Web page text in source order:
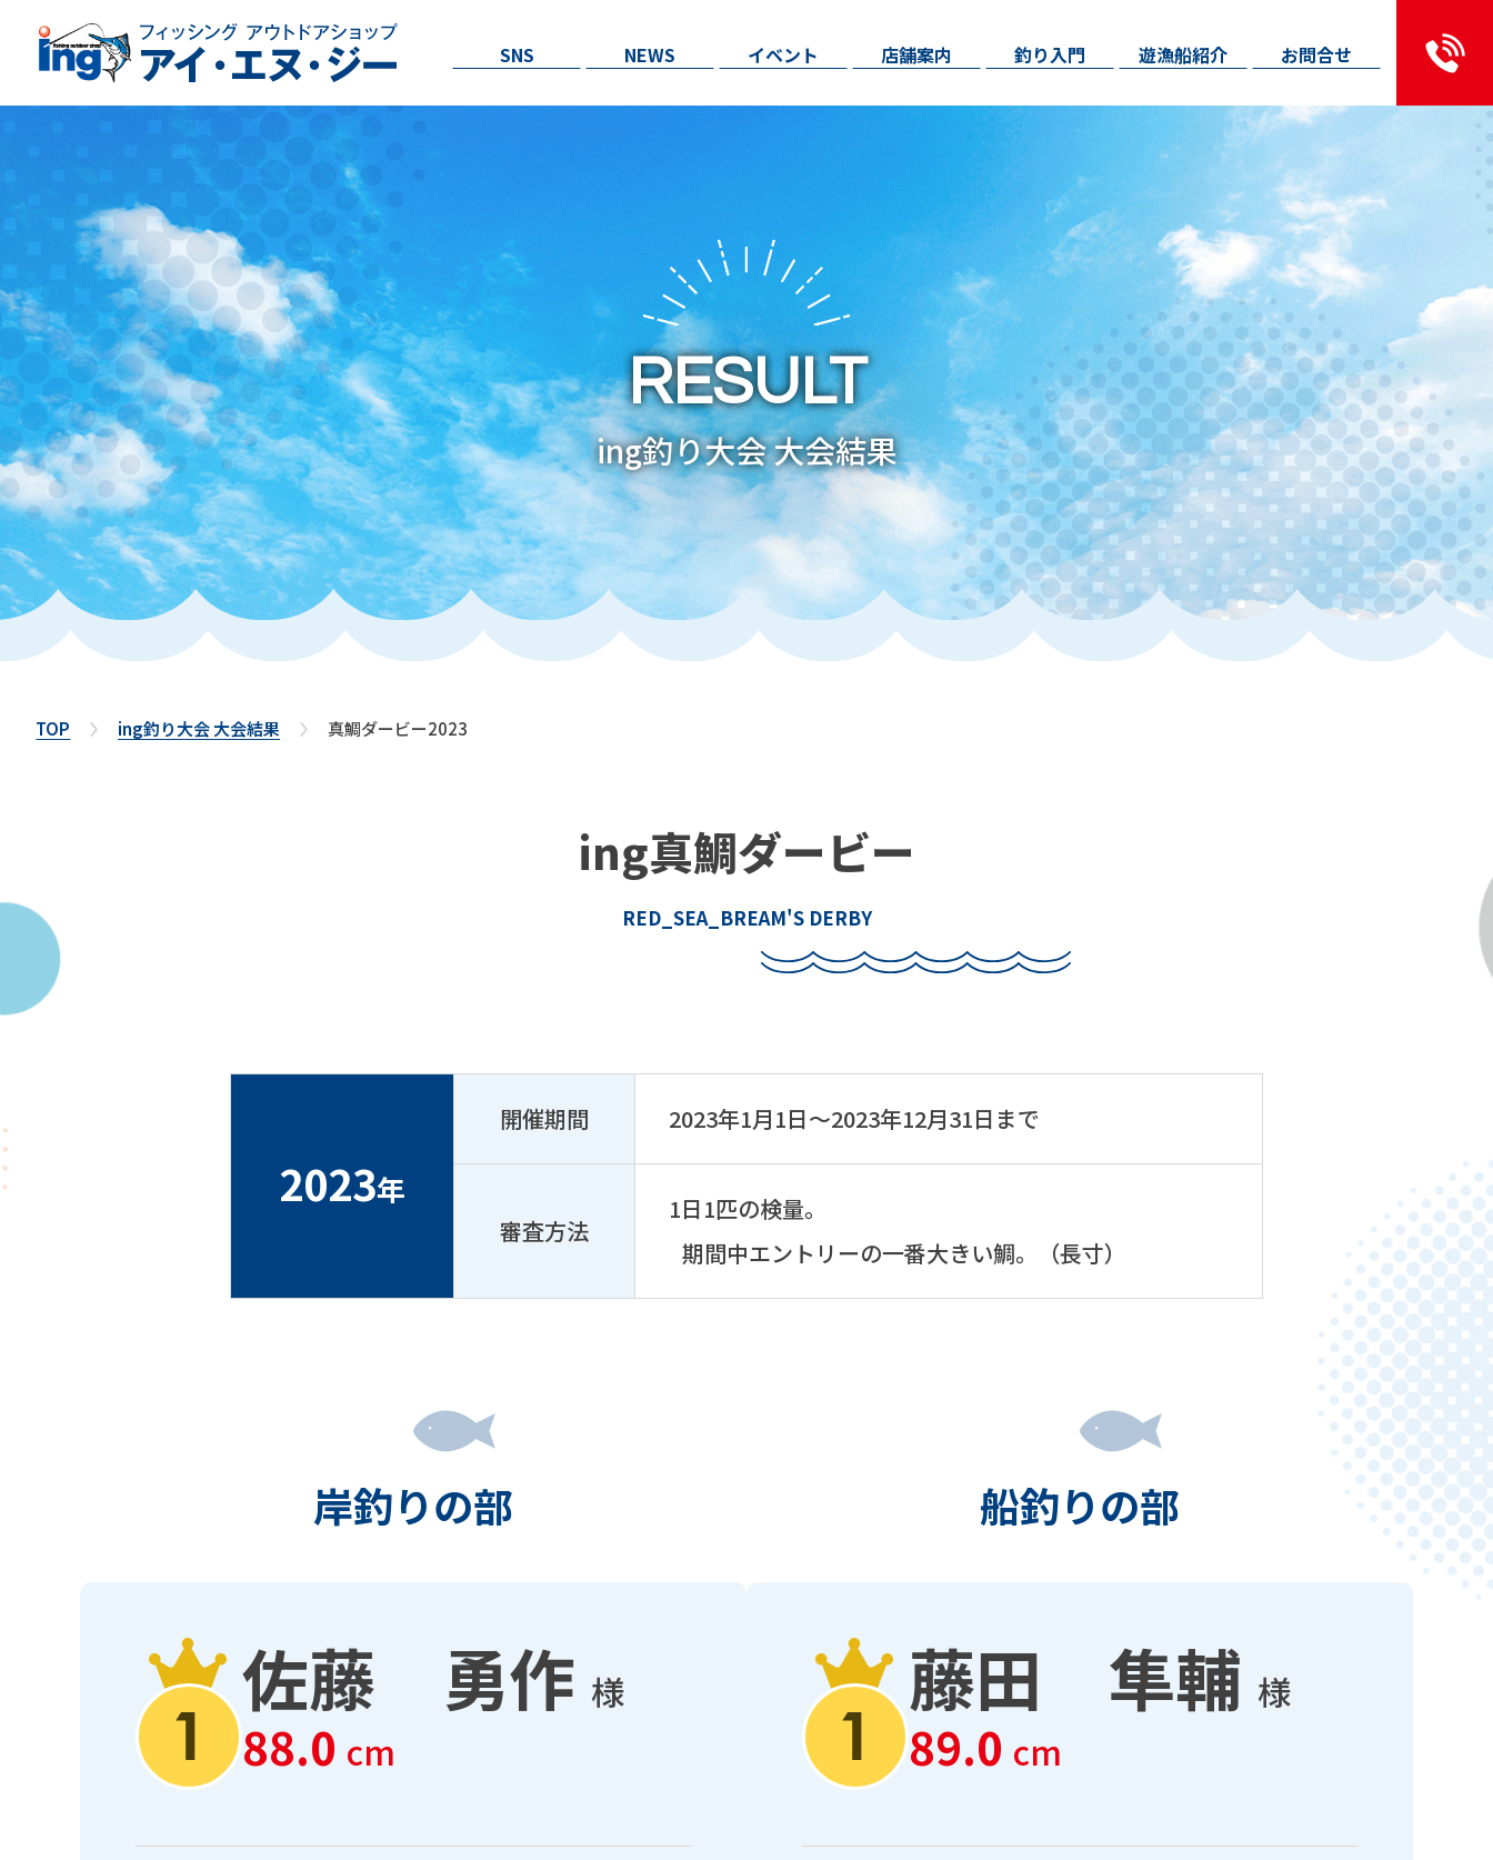
SNS NEWS イベント 店舗案内 釣り入門 遊漁船紹介 お問合せ
ing釣り大会 大会結果
RESULT
TOP ing釣り大会 大会結果 真鯛ダービー2023
ing真鯛ダービー
RED_SEA_BREAM'S DERBY
2023年
開催期間 2023年1月1日〜2023年12月31日まで
審査方法
1日1匹の検量。
期間中エントリーの一番大きい鯛。（長寸）
岸釣りの部
佐藤 勇作 様
88.0 cm
船釣りの部
藤田 隼輔 様
89.0 cm